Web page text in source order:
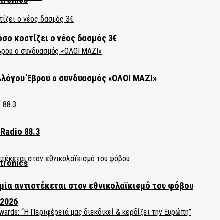
Έβρου ο συνδυασμός «ΟΛΟΙ ΜΑΖΙ»
88.3
αντιστέκεται στον εθνικολαϊκισμό του φόβου
κοστίζει ο νέος δασμός 3€